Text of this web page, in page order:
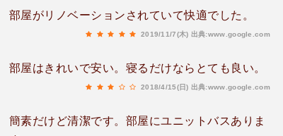
部屋がリノベーションされていて快適でした。
2019/11/7(木) 出典:www.google.com
部屋はきれいで安い。寝るだけならとても良い。
2018/4/15(日) 出典:www.google.com
簡素だけど清潔です。部屋にユニットバスありま